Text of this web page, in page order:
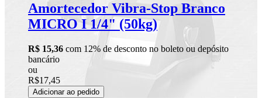
Amortecedor Vibra-Stop Branco
MICRO I 1/4" (50kg)
R$ 15,36 com 12% de desconto no boleto ou depósito
bancário
ou
R$17,45
Adicionar ao pedido